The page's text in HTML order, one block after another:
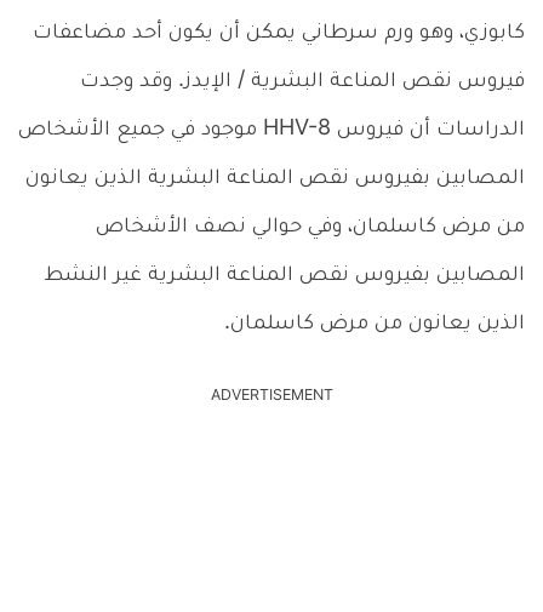
كابوزي، وهو ورم سرطاني يمكن أن يكون أحد مضاعفات
فيروس نقص المناعة البشرية / الإيدز. وقد وجدت
الدراسات أن فيروس HHV-8 موجود في جميع الأشخاص
المصابين بفيروس نقص المناعة البشرية الذين يعانون
من مرض كاسلمان، وفي حوالي نصف الأشخاص
المصابين بفيروس نقص المناعة البشرية غير النشط
الذين يعانون من مرض كاسلمان.
ADVERTISEMENT